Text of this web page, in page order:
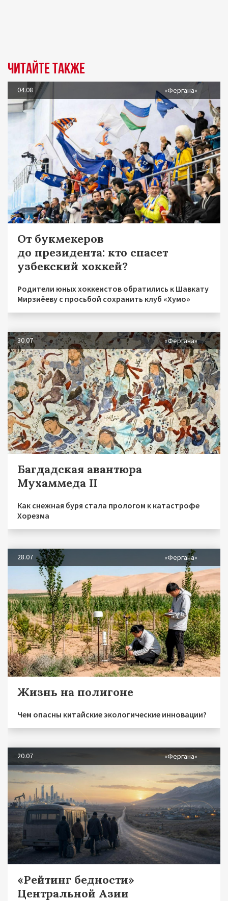
Читайте также
04.08 «Фергана»
От букмекеров
до президента: кто спасет
узбекский хоккей?
Родители юных хоккеистов обратились к Шавкату
Мирзиёеву с просьбой сохранить клуб «Хумо»
30.07 «Фергана»
Багдадская авантюра
Мухаммеда II
Как снежная буря стала прологом к катастрофе
Хорезма
28.07 «Фергана»
Жизнь на полигоне
Чем опасны китайские экологические инновации?
20.07 «Фергана»
«Рейтинг бедности»
Центральной Азии